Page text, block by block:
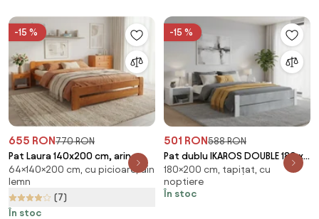
-15 %
655 RON770 RON
Pat Laura 140x200 cm, arin
Saltele: Fara saltea, Somiera
pat: Cu lamele drepte
64×140×200 cm, cu picioare, din
lemn
(7)
În stoc
-15 %
501 RON588 RON
Pat dublu IKAROS DOUBLE 180 x
200 cm, beton/alba Saltele:
Fara saltea, Somiera pat: Fara
somiera
180×200 cm, tapițat, cu
noptiere
În stoc